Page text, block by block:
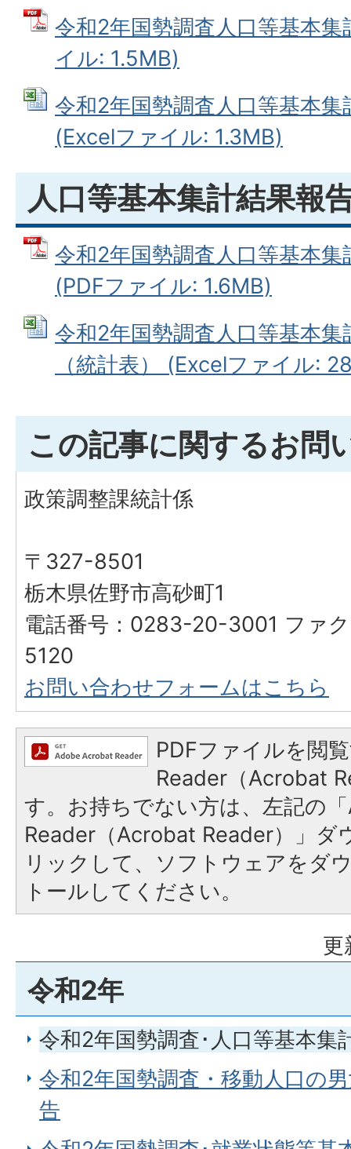
令和2年国勢調査人口等基本
イル: 1.5MB)
令和2年国勢調査人口等基本
(Excelファイル: 1.3MB)
人口等基本集計結果報
令和2年国勢調査人口等基本
(PDFファイル: 1.6MB)
令和2年国勢調査人口等基本
（統計表） (Excelファイル:
この記事に関するお問
政策調整課統計係
〒327-8501
栃木県佐野市高砂町1
電話番号：0283-20-3001 ファ
5120
お問い合わせフォームはこちら
PDFファイルを閲
Reader（Acrobat
す。お持ちでない方は、左記の
Reader（Acrobat Reader）」ダ
リックして、ソフトウェアをダ
トールしてください。
更
令和2年
令和2年国勢調査･人口等基本集
令和2年国勢調査・移動人口の
告